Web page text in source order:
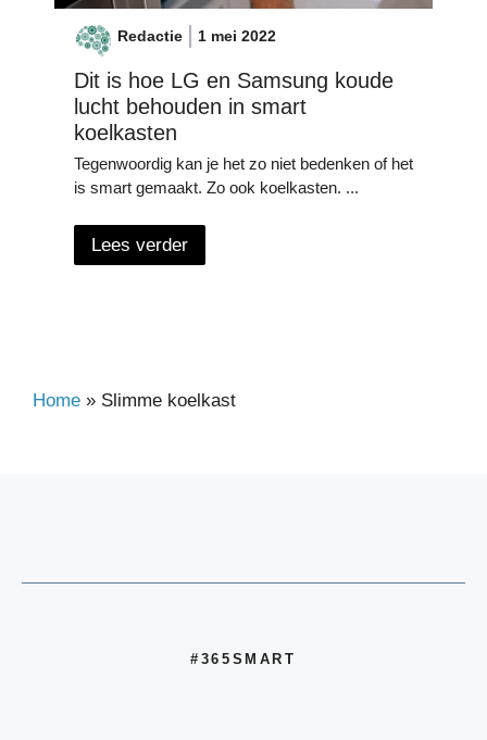
Redactie 1 mei 2022
Dit is hoe LG en Samsung koude
lucht behouden in smart
koelkasten
Tegenwoordig kan je het zo niet bedenken of het
is smart gemaakt. Zo ook koelkasten. ...
Lees verder
Home » Slimme koelkast
#365SMART